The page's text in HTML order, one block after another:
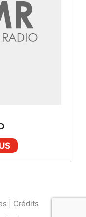
Crédits